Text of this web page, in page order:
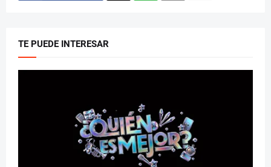
TE PUEDE INTERESAR